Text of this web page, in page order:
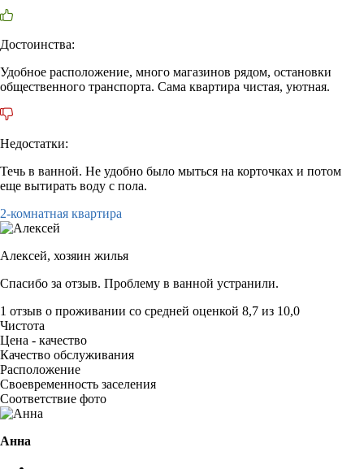
Достоинства:
Удобное расположение, много магазинов рядом, остановки
общественного транспорта. Сама квартира чистая, уютная.
Недостатки:
Течь в ванной. Не удобно было мыться на корточках и потом
еще вытирать воду с пола.
2-комнатная квартира
Алексей, хозяин жилья
Спасибо за отзыв. Проблему в ванной устранили.
1 отзыв о проживании со средней оценкой 8,7 из 10,0
Чистота
Цена - качество
Качество обслуживания
Расположение
Своевременность заселения
Соответствие фото
Анна